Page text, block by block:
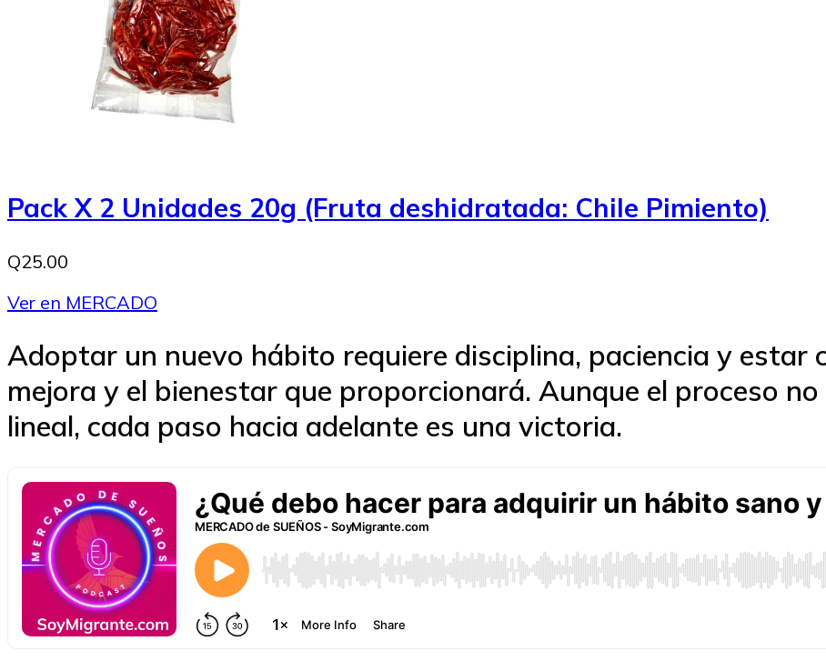
Pack X 2 Unidades 20g (Fruta deshidratada: Chile Pimiento)
Q25.00
Ver en MERCADO
Adoptar un nuevo hábito requiere disciplina, paciencia y estar
mejora y el bienestar que proporcionará. Aunque el proceso
lineal, cada paso hacia adelante es una victoria.